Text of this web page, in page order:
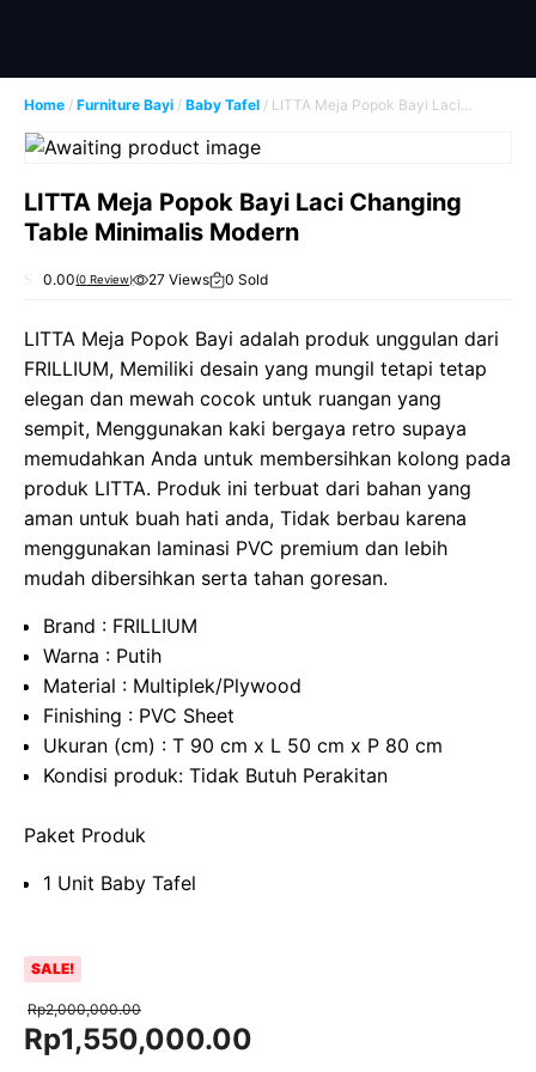
content
Home / Furniture Bayi / Baby Tafel / LITTA Meja Popok Bayi Laci
Changing Table Minimalis Modern
LITTA Meja Popok Bayi Laci Changing
Table Minimalis Modern
u
t
o
f
0.00(0 Review) 27 Views 0 Sold
LITTA Meja Popok Bayi adalah produk unggulan dari
FRILLIUM, Memiliki desain yang mungil tetapi tetap
elegan dan mewah cocok untuk ruangan yang
sempit, Menggunakan kaki bergaya retro supaya
memudahkan Anda untuk membersihkan kolong pada
produk LITTA. Produk ini terbuat dari bahan yang
aman untuk buah hati anda, Tidak berbau karena
menggunakan laminasi PVC premium dan lebih
mudah dibersihkan serta tahan goresan.
Brand : FRILLIUM
Warna : Putih
Material : Multiplek/Plywood
Finishing : PVC Sheet
Ukuran (cm) : T 90 cm x L 50 cm x P 80 cm
Kondisi produk: Tidak Butuh Perakitan
Paket Produk
1 Unit Baby Tafel
SALE!
Rp2,000,000.00
Original
Rp1,550,000.00